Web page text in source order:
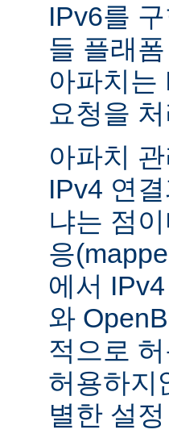
IPv6를
들 플래
아파치는
요청을
아파치
IPv4 연
냐는 점
응
에서
와
적으로
허용하지
별한 설